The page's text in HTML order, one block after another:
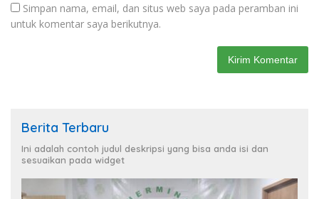
Simpan nama, email, dan situs web saya pada peramban ini
untuk komentar saya berikutnya.
Berita Terbaru
Ini adalah contoh judul deskripsi yang bisa anda isi dan
sesuaikan pada widget